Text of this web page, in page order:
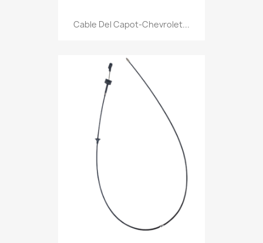
Cable Del Capot-Chevrolet...